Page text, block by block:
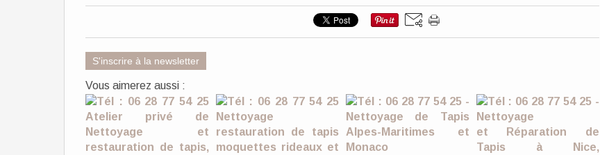
S'inscrire à la newsletter
Vous aimerez aussi :